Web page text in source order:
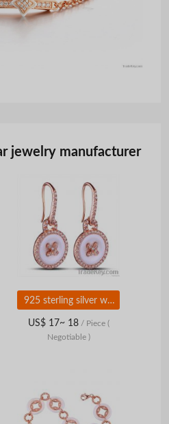
jewelry manufacturer
925 sterling silver with ceramic earrings
US$ 17~ 18/ Piece (
Negotiable )